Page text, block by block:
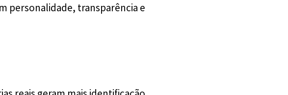
personalidade, transparência e